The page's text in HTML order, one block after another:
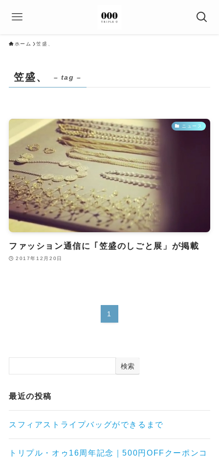
ホーム 笠盛、
笠盛、 – tag –
ニュース
ファッション通信に ｢笠盛のしごと展」が掲載
2017年12月20日
1
検索
最近の投稿
スフィアストライプバッグができるまで
トリプル・オゥ16周年記念｜500円OFFクーポンコ